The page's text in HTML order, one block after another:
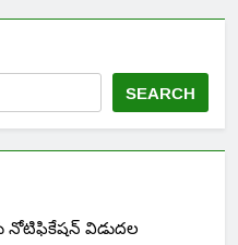
SEARCH
నోటిఫికేషన్ విడుదల